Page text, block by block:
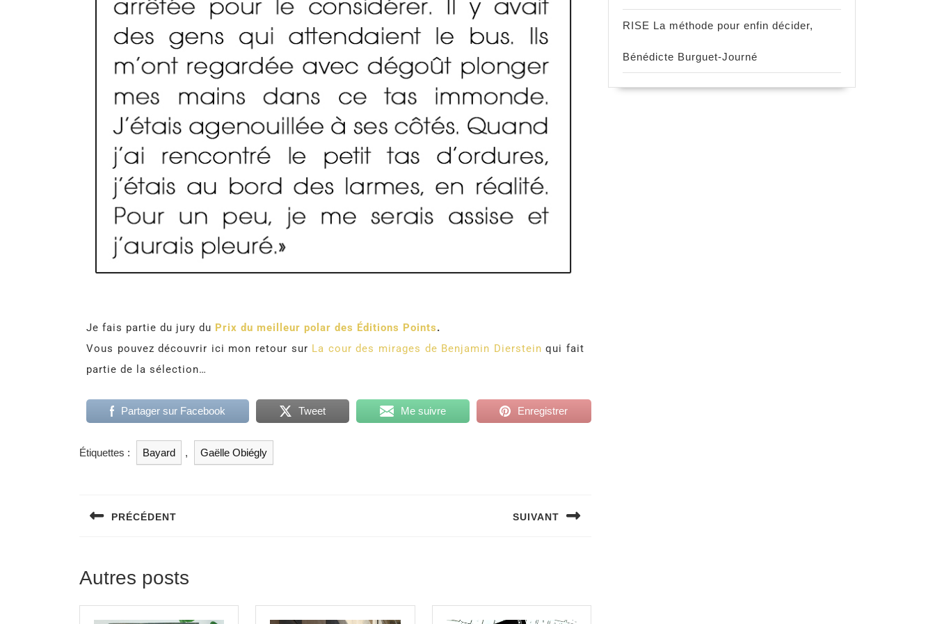
Je fais partie du jury du Prix du meilleur polar des Éditions Points.
Vous pouvez découvrir ici mon retour sur La cour des mirages de Benjamin Dierstein qui fait
partie de la sélection…
Partager sur Facebook Tweet Me suivre Enregistrer
Étiquettes : Bayard , Gaëlle Obiégly
PRÉCÉDENT SUIVANT
Autres posts
RISE La méthode pour enfin décider,
Bénédicte Burguet-Journé